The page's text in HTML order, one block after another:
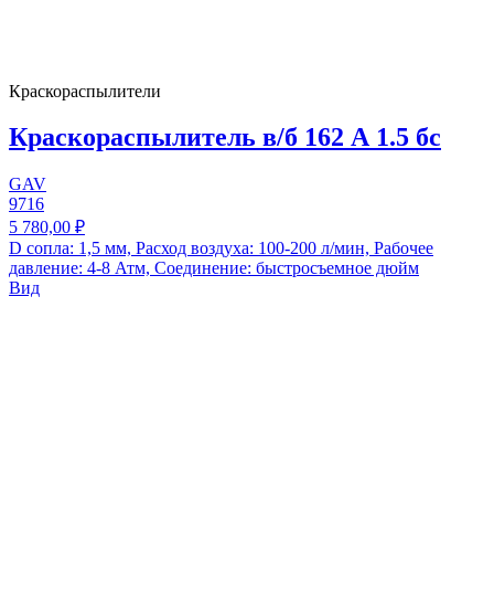
Краскораспылители
Краскораспылитель в/б 162 А 1.5 бс
GAV
9716
5 780,00 ₽
D сопла: 1,5 мм, Расход воздуха: 100-200 л/мин, Рабочее
давление: 4-8 Атм, Соединение: быстросъемное дюйм
Вид